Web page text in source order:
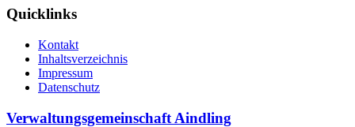
Quicklinks
Kontakt
Inhaltsverzeichnis
Impressum
Datenschutz
Verwaltungsgemeinschaft Aindling